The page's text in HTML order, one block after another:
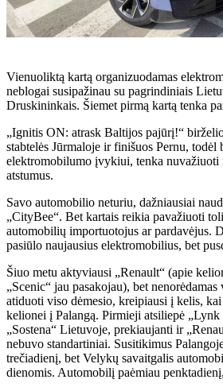
Vienuoliktą kartą organizuodamas
neblogai susipažinau su pagrindiniais
Druskininkais. Šiemet pirmą kartą tenka
„Ignitis ON: atrask Baltijos pajūrį!“
stabtelės Jūrmaloje ir finišuos Pernu, todėl
elektromobilumo įvykiui, tenka nuvažiuoti
atstumus.
Savo automobilio neturiu, dažniausiai
„CityBee“. Bet kartais reikia pavažiuoti
automobilių importuotojus ar pardavėjus.
pasiūlo naujausius elektromobilius, bet
Šiuo metu aktyviausi „Renault“ (apie
„Scenic“ jau pasakojau), bet
atiduoti viso dėmesio, kreipiausi į kelis,
kelionei į Palangą. Pirmieji atsiliepė
„Sostena“ Lietuvoje, prekiaujanti ir
nebuvo standartiniai. Susitikimus
trečiadienį, bet Velykų savaitgalis
dienomis. Automobilį paėmiau